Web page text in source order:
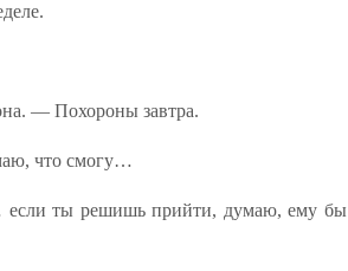
— Похороны завтра.
что смогу…
ты решишь прийти, думаю, ему бы